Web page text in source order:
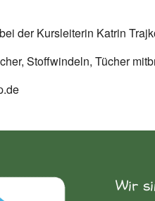
der Kursleiterin Katrin
Stoffwindeln, Tücher
Wir